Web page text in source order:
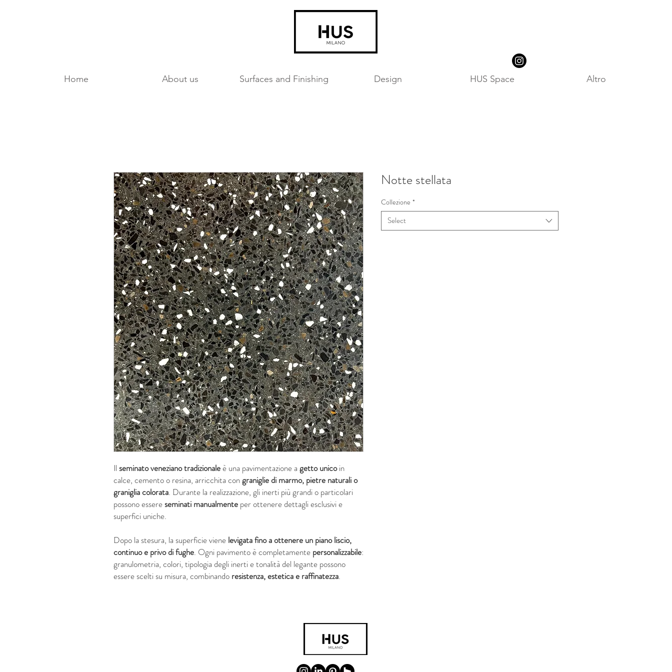
Home About us Surfaces and Finishing Design HUS Space Altro
Il seminato venezianotradizionaleè una pavimentazione a getto unicoin
calce, cemento o resina, arricchita congraniglie di marmo, pietre naturali o
graniglia colorata. Durante la realizzazione, gli inerti più grandi o particolari
possono essereseminati manualmente per ottenere dettagli esclusivi e
superfici uniche.
Dopo la stesura, la superficie viene levigata fino a ottenere un piano liscio,
continuo e privo di fughe. Ogni pavimento è completamente personalizzabile:
granulometria, colori, tipologia degli inerti e tonalità del legante possono
essere scelti su misura, combinando resistenza, estetica e raffinatezza.
Notte stellata
Collezione *
Select